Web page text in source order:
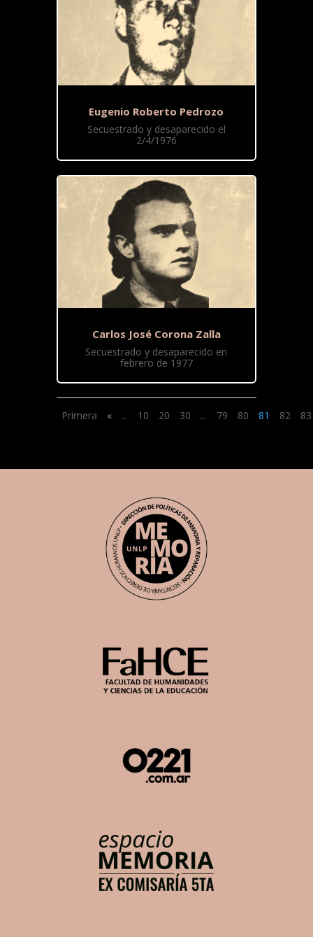
Eugenio Roberto Pedrozo
Secuestrado y desaparecido el
2/4/1976
Carlos José Corona Zalla
Secuestrado y desaparecido en
febrero de 1977
Primera « ... 10 20 30 ... 79 80 81 82 83